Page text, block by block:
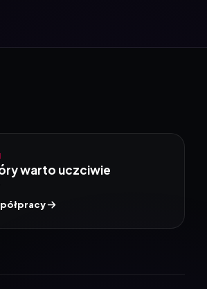
warto uczciwie